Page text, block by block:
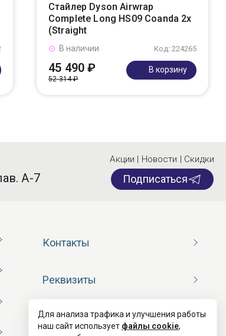
Стайлер Dyson Airwrap
Complete Long HS09 Coanda 2x
(Straight
Код: 224265
В наличии
45 490 ₽
52 314 ₽
В корзину
А-7
Акции | Новости | Скидки
Подписаться
Контакты
Реквизиты
Договор оферты
Для анализа трафика и улучшения работы
наш сайт использует файлы cookie,